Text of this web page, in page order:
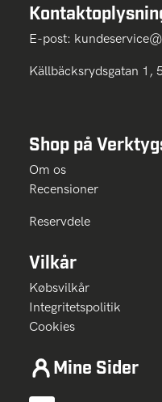
E-post:
Källbäcksrydsgatan 1,
Shop på
Om os
Recensioner
Reservdele
Vilkår
Købsvilkår
Integritetspolitik
Cookies
Mine Sider